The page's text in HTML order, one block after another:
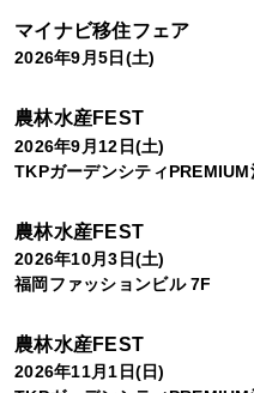
マイナビ移住フェア
2026年9月5日(土)
農林水産FEST
2026年9月12日(土)
TKPガーデンシティ
農林水産FEST
2026年10月3日(土)
福岡ファッションビル 7F
農林水産FEST
2026年11月1日(日)